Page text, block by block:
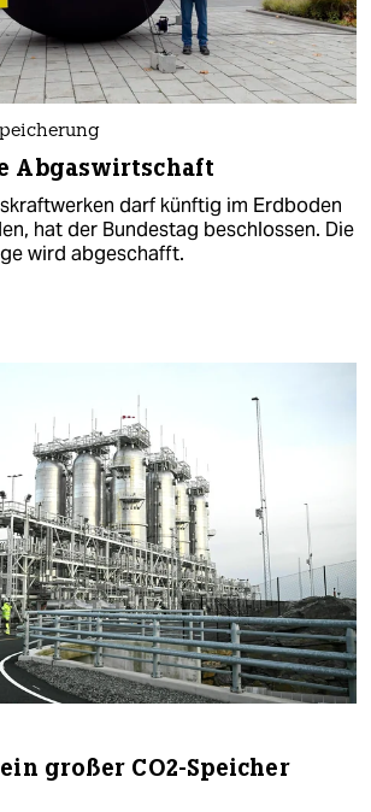
Abgaswirtschaft
darf künftig im Erdboden
hat der Bundestag beschlossen. Die
wird abgeschafft.
großer CO2-Speicher